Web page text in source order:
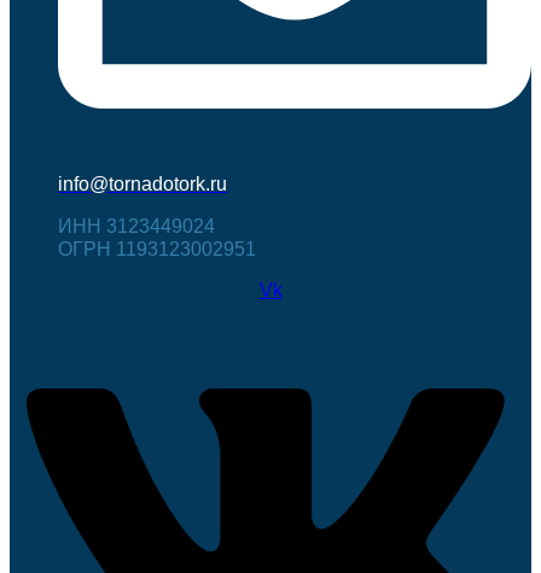
info@tornadotork.ru
ИНН 3123449024
ОГРН 1193123002951
Vk